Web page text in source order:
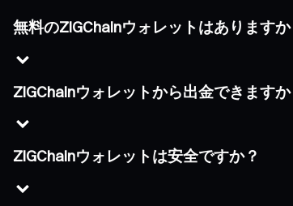
無料のZIGChainウォレットはありますか
ZIGChainウォレットから出金できますか
ZIGChainウォレットは安全ですか？